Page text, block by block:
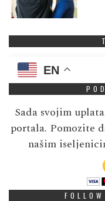
EN
Sada svojim
portala. Pomozite
našim